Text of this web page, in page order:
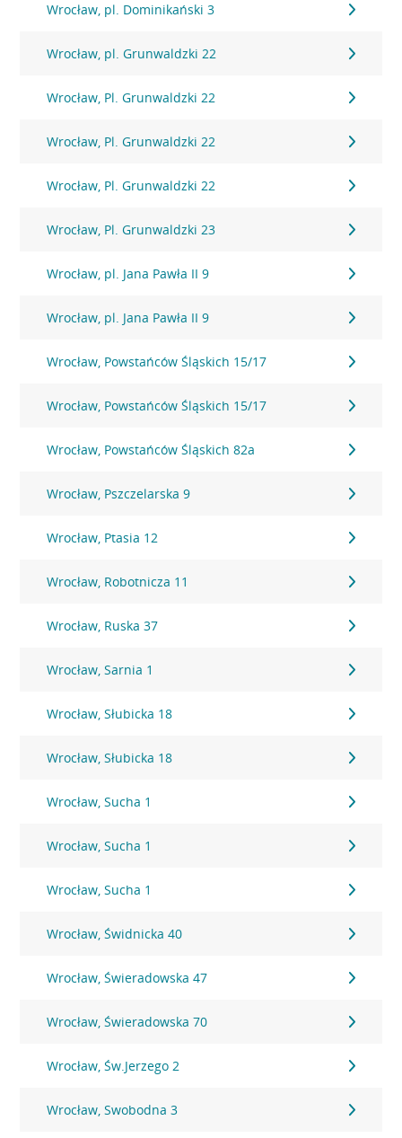
Wrocław, pl. Dominikański 3
Wrocław, pl. Grunwaldzki 22
Wrocław, Pl. Grunwaldzki 22
Wrocław, Pl. Grunwaldzki 22
Wrocław, Pl. Grunwaldzki 22
Wrocław, Pl. Grunwaldzki 23
Wrocław, pl. Jana Pawła II 9
Wrocław, pl. Jana Pawła II 9
Wrocław, Powstańców Śląskich 15/17
Wrocław, Powstańców Śląskich 15/17
Wrocław, Powstańców Śląskich 82a
Wrocław, Pszczelarska 9
Wrocław, Ptasia 12
Wrocław, Robotnicza 11
Wrocław, Ruska 37
Wrocław, Sarnia 1
Wrocław, Słubicka 18
Wrocław, Słubicka 18
Wrocław, Sucha 1
Wrocław, Sucha 1
Wrocław, Sucha 1
Wrocław, Świdnicka 40
Wrocław, Świeradowska 47
Wrocław, Świeradowska 70
Wrocław, Św.Jerzego 2
Wrocław, Swobodna 3